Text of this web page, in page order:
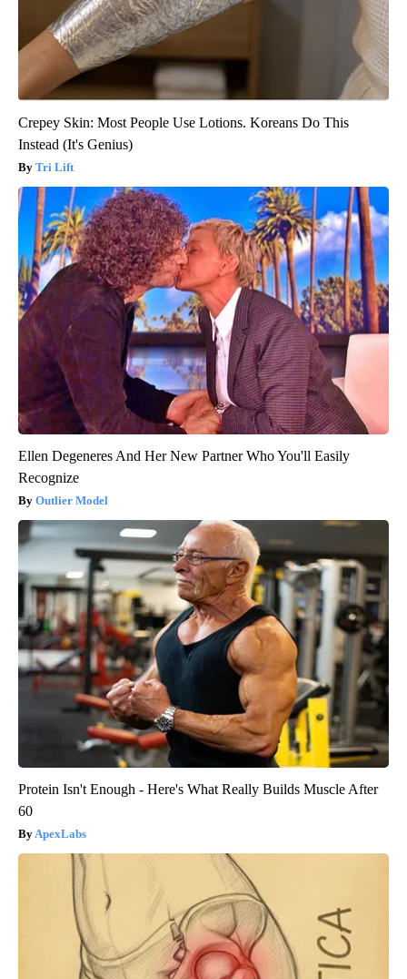
Crepey Skin: Most People Use Lotions. Koreans Do This
Instead (It's Genius)
Tri Lift
Ellen Degeneres And Her New Partner Who You'll Easily
Recognize
Outlier Model
Protein Isn't Enough - Here's What Really Builds Muscle After
60
ApexLabs